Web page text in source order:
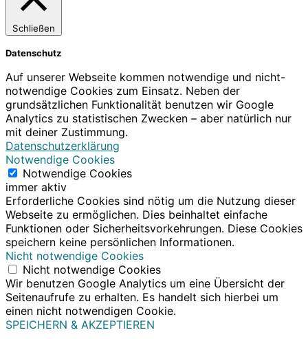
Schließen
Datenschutz
Auf unserer Webseite kommen notwendige und nicht-
notwendige Cookies zum Einsatz. Neben der
grundsätzlichen Funktionalität benutzen wir Google
Analytics zu statistischen Zwecken – aber natürlich nur
mit deiner Zustimmung.
Datenschutzerklärung
Notwendige Cookies
Notwendige Cookies
immer aktiv
Erforderliche Cookies sind nötig um die Nutzung dieser
Webseite zu ermöglichen. Dies beinhaltet einfache
Funktionen oder Sicherheitsvorkehrungen. Diese Cookies
speichern keine persönlichen Informationen.
Nicht notwendige Cookies
Nicht notwendige Cookies
Wir benutzen Google Analytics um eine Übersicht der
Seitenaufrufe zu erhalten. Es handelt sich hierbei um
einen nicht notwendigen Cookie.
SPEICHERN & AKZEPTIEREN